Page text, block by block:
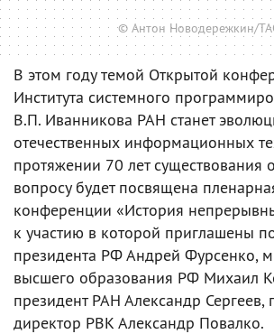
© Антон Новодережкин/
В этом году темой Открытой
Института системного
В.П. Иванникова РАН станет
отечественных информационных
протяжении 70 лет существования
вопросу будет посвящена
конференции «История
к участию в которой приглашены
президента РФ Андрей Фурсенко,
высшего образования РФ Михаил
президент РАН Александр Сергеев,
директор РВК Александр Повалко.